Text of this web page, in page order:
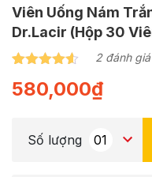
Viên Uống Nám
Dr.Lacir (Hộp 30
dựa trên
đánh giá
2 đánh giá
580,000₫
Số lượng